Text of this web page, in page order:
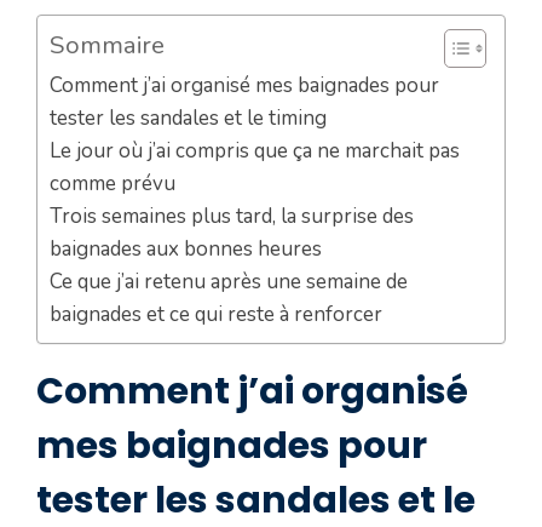
Sommaire
Comment j’ai organisé mes baignades pour
tester les sandales et le timing
Le jour où j’ai compris que ça ne marchait pas
comme prévu
Trois semaines plus tard, la surprise des
baignades aux bonnes heures
Ce que j’ai retenu après une semaine de
baignades et ce qui reste à renforcer
Comment j’ai organisé
mes baignades pour
tester les sandales et le